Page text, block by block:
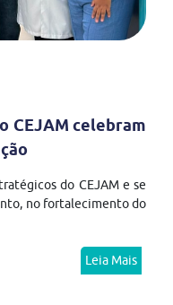
CEJAM celebram
do CEJAM e se
no fortalecimento do
Leia Mais